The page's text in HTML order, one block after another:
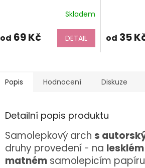
Skladem
od 69 Kč DETAIL od 35
Popis Hodnocení Diskuze
Detailní popis produktu
Samolepkový arch s
druhy provedení - na lesklém
matném samolepicím